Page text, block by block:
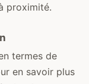
proximité.
termes de
en savoir plus